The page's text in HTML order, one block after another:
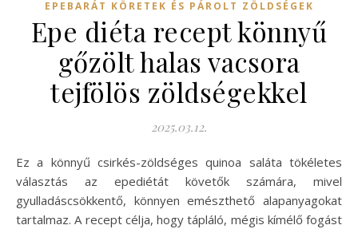
EPEBARÁT KÖRETEK ÉS PÁROLT ZÖLDSÉGEK
Epe diéta recept könnyű
gőzölt halas vacsora
tejfölös zöldségekkel
2025.03.12.
Ez a könnyű csirkés-zöldséges quinoa saláta tökéletes
választás az epediétát követők számára, mivel
gyulladáscsökkentő, könnyen emészthető alapanyagokat
tartalmaz. A recept célja, hogy tápláló, mégis kímélő fogást